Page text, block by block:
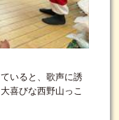
いると、歌声に誘
喜びな西野山っこ